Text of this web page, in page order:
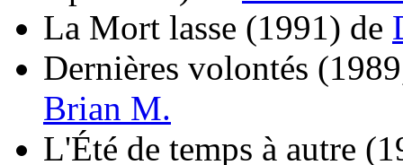
La Mort lasse (1991) de
Dernières volontés
Brian M.
L'Été de temps à autre